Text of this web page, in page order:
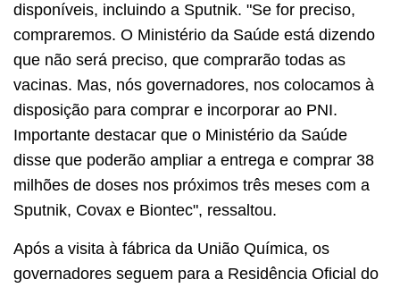
disponíveis, incluindo a Sputnik. "Se for preciso,
compraremos. O Ministério da Saúde está dizendo
que não será preciso, que comprarão todas as
vacinas. Mas, nós governadores, nos colocamos à
disposição para comprar e incorporar ao PNI.
Importante destacar que o Ministério da Saúde
disse que poderão ampliar a entrega e comprar 38
milhões de doses nos próximos três meses com a
Sputnik, Covax e Biontec", ressaltou.
Após a visita à fábrica da União Química, os
governadores seguem para a Residência Oficial do